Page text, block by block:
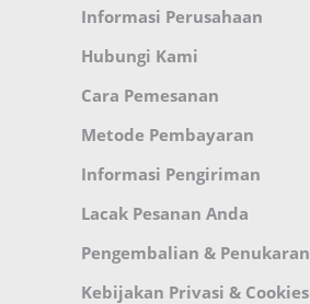
Informasi Perusahaan
Hubungi Kami
Cara Pemesanan
Metode Pembayaran
Informasi Pengiriman
Lacak Pesanan Anda
Pengembalian & Penukaran
Kebijakan Privasi & Cookies